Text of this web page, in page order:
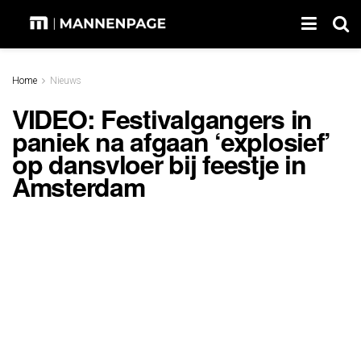
Home Nieuws
VIDEO: Festivalgangers in
paniek na afgaan ‘explosief’
op dansvloer bij feestje in
Amsterdam